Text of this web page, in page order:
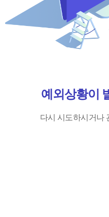
예외상황이
다시 시도하시거나